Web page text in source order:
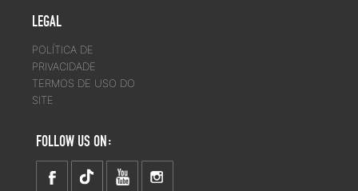
LEGAL
POLÍTICA DE
PRIVACIDADE
TERMOS DE USO DO
SITE
FOLLOW US ON: